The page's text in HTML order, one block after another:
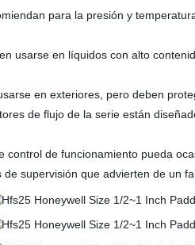
para la presión y
usarse en líquidos con alto
en exteriores, pero deben
de flujo de la serie están
control de funcionamiento pueda
supervisión que advierten de un